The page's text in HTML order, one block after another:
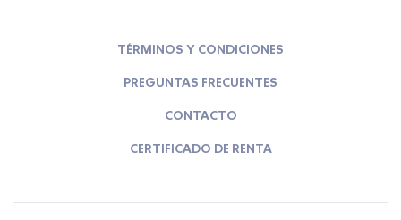
TÉRMINOS Y CONDICIONES
PREGUNTAS FRECUENTES
CONTACTO
CERTIFICADO DE RENTA